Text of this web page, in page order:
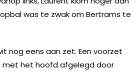
was te zwak om Bertrams te
nog eens aan zet. Een voorzet
met het hoofd afgelegd door